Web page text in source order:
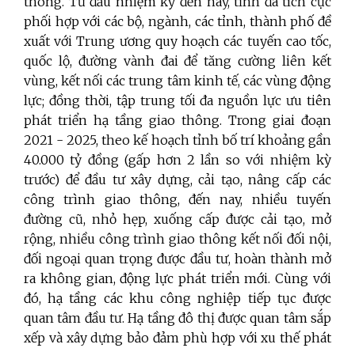
phối hợp với các bộ, ngành, các tỉnh, thành phố đề
xuất với Trung ương quy hoạch các tuyến cao tốc,
quốc lộ, đường vành đai để tăng cường liên kết
vùng, kết nối các trung tâm kinh tế, các vùng động
lực; đồng thời, tập trung tối đa nguồn lực ưu tiên
phát triển hạ tầng giao thông. Trong giai đoạn
2021 - 2025, theo kế hoạch tỉnh bố trí khoảng gần
40.000 tỷ đồng (gấp hơn 2 lần so với nhiệm kỳ
trước) để đầu tư xây dựng, cải tạo, nâng cấp các
công trình giao thông, đến nay, nhiều tuyến
đường cũ, nhỏ hẹp, xuống cấp được cải tạo, mở
rộng, nhiều công trình giao thông kết nối đối nội,
đối ngoại quan trọng được đầu tư, hoàn thành mở
ra không gian, động lực phát triển mới. Cùng với
đó, hạ tầng các khu công nghiệp tiếp tục được
quan tâm đầu tư. Hạ tầng đô thị được quan tâm sắp
xếp và xây dựng bảo đảm phù hợp với xu thế phát